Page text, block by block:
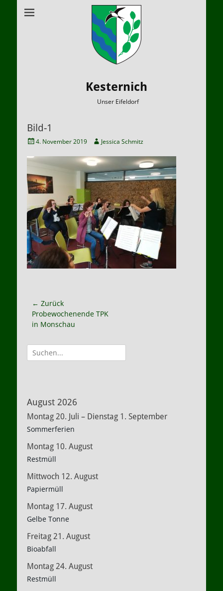
Kesternich
Unser Eifeldorf
Bild-1
Veröffentlicht
4. November 2019 AutorJessica Schmitz
Beitragsnavigation
← Zurück
Vorheriger
Beitrag:
Probewochenende TPK
in Monschau
Suche
nach:
August 2026
Montag 20. Juli – Dienstag 1. September
Sommerferien
Montag 10. August
Restmüll
Mittwoch 12. August
Papiermüll
Montag 17. August
Gelbe Tonne
Freitag 21. August
Bioabfall
Montag 24. August
Restmüll